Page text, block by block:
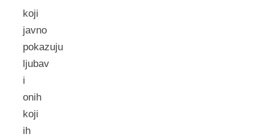
koji
javno
pokazuju
ljubav
i
onih
koji
ih